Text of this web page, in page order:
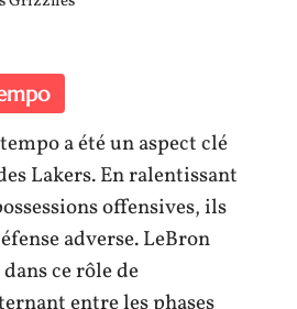
a été un aspect clé
Lakers. En ralentissant
offensives, ils
adverse. LeBron
ce rôle de
entre les phases